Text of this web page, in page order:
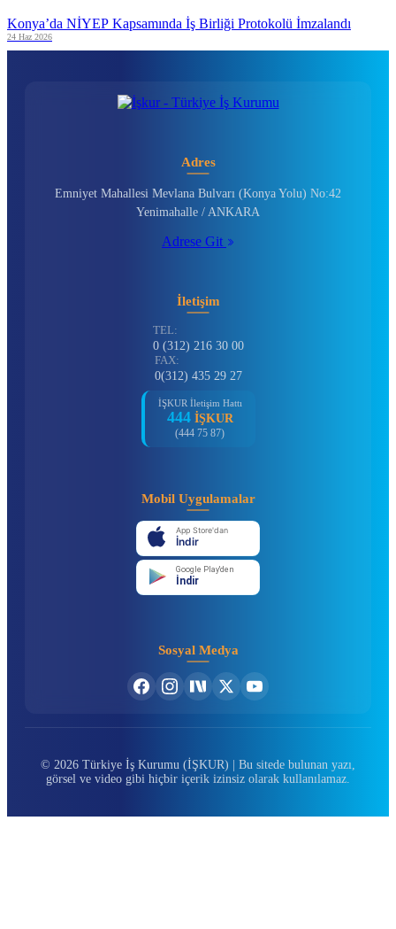
Konya’da NİYEP Kapsamında İş Birliği Protokolü İmzalandı
24 Haz 2026
Adres
Emniyet Mahallesi Mevlana Bulvarı (Konya Yolu) No:42
Yenimahalle / ANKARA
Adrese Git
İletişim
TEL:
0 (312) 216 30 00
FAX:
0(312) 435 29 27
İŞKUR İletişim Hattı
444 İŞKUR
(444 75 87)
Mobil Uygulamalar
App Store'dan
İndir
Google Play'den
İndir
Sosyal Medya
© 2026 Türkiye İş Kurumu (İŞKUR) | Bu sitede bulunan yazı,
görsel ve video gibi hiçbir içerik izinsiz olarak kullanılamaz.